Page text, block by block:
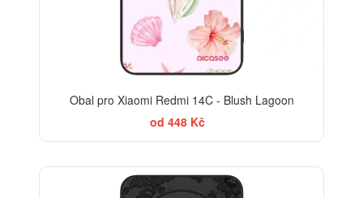
Obal pro Xiaomi Redmi 14C - Blush Lagoon
od 448 Kč